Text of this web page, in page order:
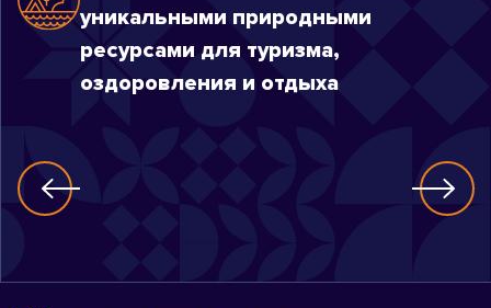
уникальными природными
ресурсами для туризма,
оздоровления и отдыха